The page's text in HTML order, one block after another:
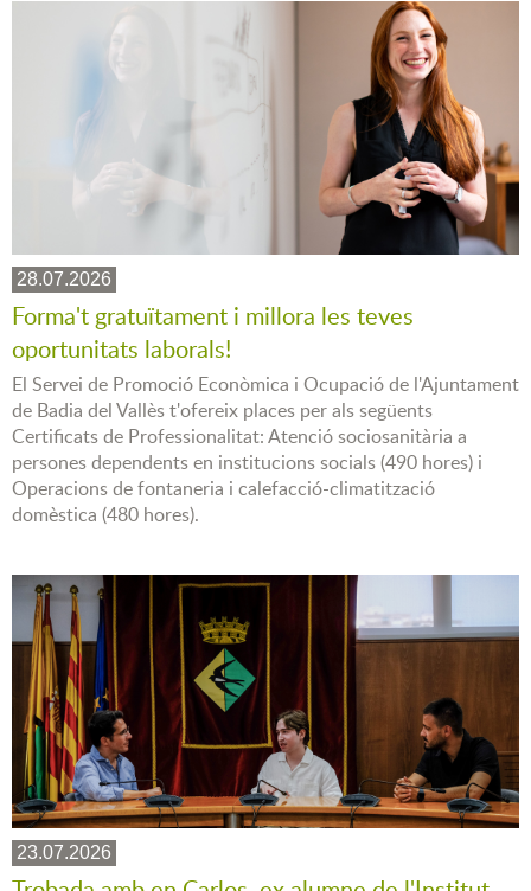
28.07.2026
Forma't gratuïtament i millora les teves
oportunitats laborals!
El Servei de Promoció Econòmica i Ocupació de l'Ajuntament
de Badia del Vallès t'ofereix places per als següents
Certificats de Professionalitat: Atenció sociosanitària a
persones dependents en institucions socials (490 hores) i
Operacions de fontaneria i calefacció-climatització
domèstica (480 hores).
23.07.2026